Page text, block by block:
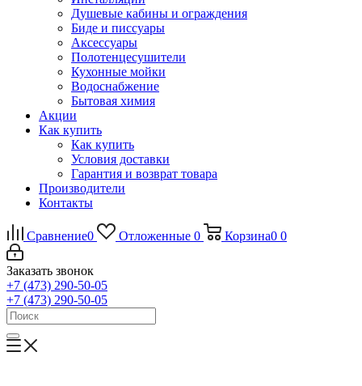
Душевые кабины и ограждения
Биде и писсуары
Аксессуары
Полотенцесушители
Кухонные мойки
Водоснабжение
Бытовая химия
Акции
Как купить
Как купить
Условия доставки
Гарантия и возврат товара
Производители
Контакты
Сравнение0 Отложенные 0 Корзина0 0
Заказать звонок
+7 (473) 290-50-05
+7 (473) 290-50-05